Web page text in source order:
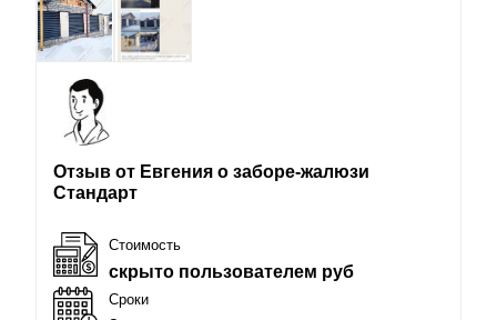
Отзыв от Евгения о заборе-жалюзи
Стандарт
Стоимость
скрыто пользователем руб
Сроки